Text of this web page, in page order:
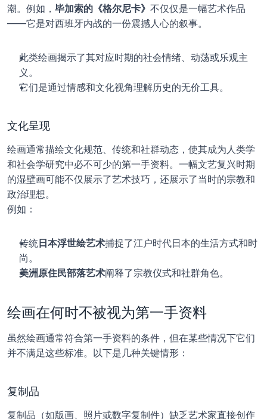
潮。例如， 毕加索的《格尔尼卡》 不仅仅是一幅艺术作品
——它是对西班牙内战的一份震撼人心的叙事。
此类绘画揭示了其对应时期的社会情绪、动荡或乐观主
义。
它们是通过情感和文化视角理解历史的无价工具。
文化呈现
绘画通常描绘文化规范、传统和社群动态，使其成为人类学
和社会学研究中必不可少的第一手资料。一幅文艺复兴时期
的湿壁画可能不仅展示了艺术技巧，还展示了当时的宗教和
政治理想。
例如：
传统日本浮世绘艺术捕捉了江户时代日本的生活方式和时
尚。
美洲原住民部落艺术阐释了宗教仪式和社群角色。
绘画在何时不被视为第一手资料
虽然绘画通常符合第一手资料的条件，但在某些情况下它们
并不满足这些标准。以下是几种关键情形：
复制品
复制品（如版画、照片或数字复制件）缺乏艺术家直接创作